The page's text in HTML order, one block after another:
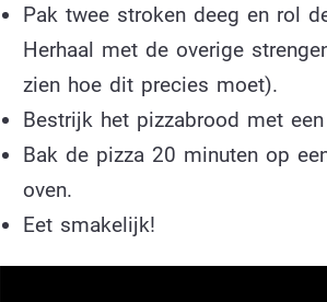
Pak twee stroken deeg en rol
Herhaal met de overige
zien hoe dit precies moet).
Bestrijk het pizzabrood met
Bak de pizza 20 minuten op
oven.
Eet smakelijk!